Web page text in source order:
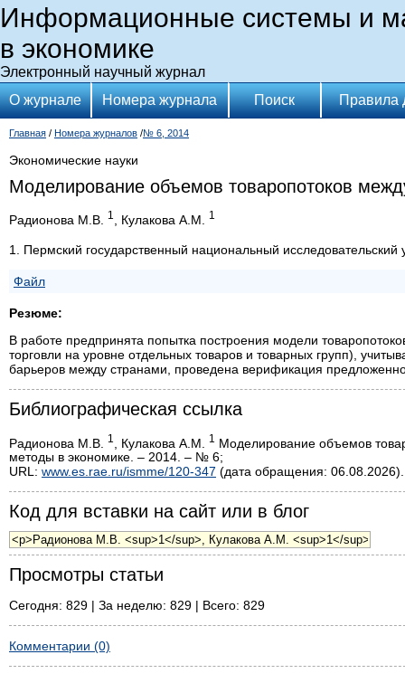
Информационные системы и
в экономике
Электронный научный журнал
О журнале
Номера журнала Поиск Правила
Главная / Номера журналов /№ 6, 2014
Экономические науки
Моделирование объемов товаропотоков
Радионова М.В. 1 , Кулакова А.М. 1
1. Пермский государственный национальный исследовательский
Файл
Резюме:
В работе предпринята попытка построения модели
торговли на уровне отдельных товаров и товарных групп),
барьеров между странами, проведена верификация
Библиографическая ссылка
Радионова М.В. 1 , Кулакова А.М. 1
Моделирование объемов
методы в экономике. – 2014. – № 6;
URL: www.es.rae.ru/ismme/120-347 (дата обращения: 06.08.2026).
Код для вставки на сайт или в блог
Просмотры статьи
Сегодня: 829 | За неделю: 829 | Всего: 829
Комментарии (0)